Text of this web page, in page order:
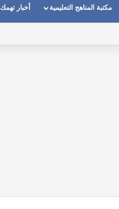
مكتبة المناهج التعليمية أخبار تهمك
عندما يكون الصوت بعيد وقت المكالمات